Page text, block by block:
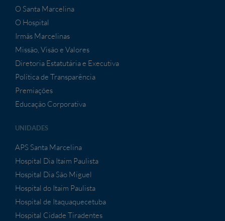
O Santa Marcelina
O Hospital
Irmãs Marcelinas
Missão, Visão e Valores
Diretoria Estatutária e Executiva
Política de Transparência
Premiações
Educação Corporativa
UNIDADES
APS Santa Marcelina
Hospital Dia Itaim Paulista
Hospital Dia São Miguel
Hospital do Itaim Paulista
Hospital de Itaquaquecetuba
Hospital Cidade Tiradentes